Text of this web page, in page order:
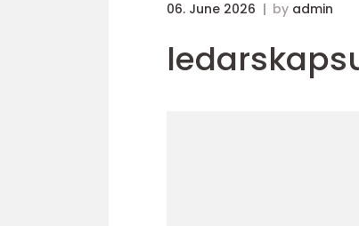
06. June 2026 by admin